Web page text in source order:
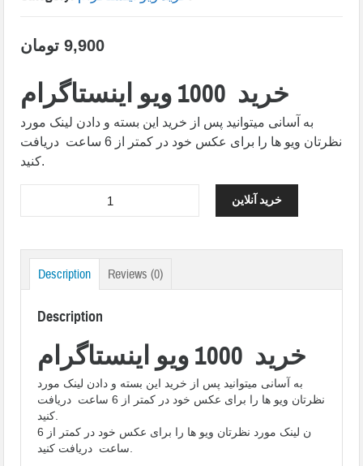
9,900 تومان
خرید 1000 ویو اینستاگرام
به آسانی میتوانید پس از خرید این بسته و دادن لینک مورد
نظرتان ویو ها را برای عکس خود در کمتر از 6 ساعت دریافت
کنید.
خرید آنلاین
Description Reviews (0)
Description
خرید 1000 ویو اینستاگرام
به آسانی میتوانید پس از خرید این بسته و دادن لینک مورد
نظرتان ویو ها را برای عکس خود در کمتر از 6 ساعت دریافت
ن لینک مورد نظرتان ویو ها را برای عکس خود در کمتر از 6